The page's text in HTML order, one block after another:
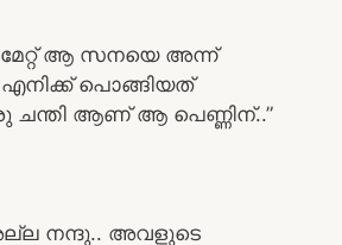
ആ സനയെ അന്ന്
എനിക്ക് പൊങ്ങിയത്
ആണ് ആ പെണ്ണിന്..”
നന്ദു.. അവളുടെ